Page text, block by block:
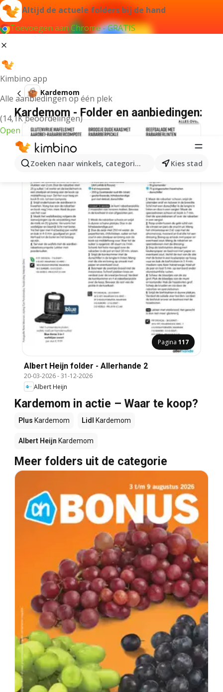
Altijd de actuele folders bij de hand
Toevoegen aan Chrome - GRATIS
Kimbino app
Alle aanbiedingen op één plek
(14,1K beoordelingen)
Open
Zoeken naar winkels, categorieën, producten...
Kies stad
Kardemom
Kardemom - Folder en aanbiedingen:
Pagina 117
Albert Heijn folder - Allerhande 2
20-03-2026-31-12-2026
Albert Heijn
Kardemom in actie – Waar te koop?
Plus Kardemom Lidl Kardemom
Albert Heijn Kardemom
Meer folders uit de categorie